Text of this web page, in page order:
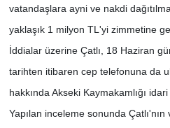
vatandaşlara ayni ve nakdi
yaklaşık 1 milyon TL'yi zimmetine
İddialar üzerine Çatlı, 18 Haziran
tarihten itibaren cep telefonuna da
hakkında Akseki Kaymakamlığı
Yapılan inceleme sonunda